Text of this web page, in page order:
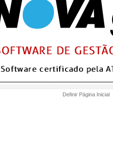
Definir Página Inicial